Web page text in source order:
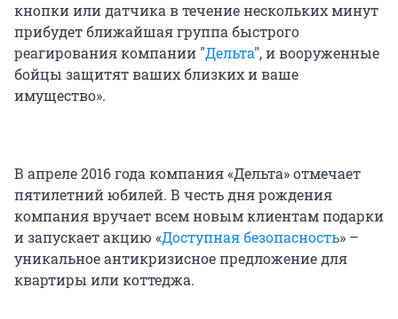
кнопки или датчика в течение нескольких минут
прибудет ближайшая группа быстрого
реагирования компании "Дельта", и вооруженные
бойцы защитят ваших близких и ваше
имущество».
В апреле 2016 года компания «Дельта» отмечает
пятилетний юбилей. В честь дня рождения
компания вручает всем новым клиентам подарки
и запускает акцию «Доступная безопасность» –
уникальное антикризисное предложение для
квартиры или коттеджа.